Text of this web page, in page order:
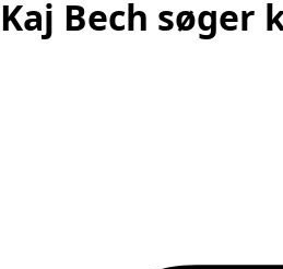
Kaj Bech søger